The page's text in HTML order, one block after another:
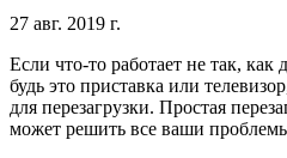
27 авг. 2019 г.
Если что-то работает не так,
будь это приставка или
для перезагрузки. Простая
может решить все ваши